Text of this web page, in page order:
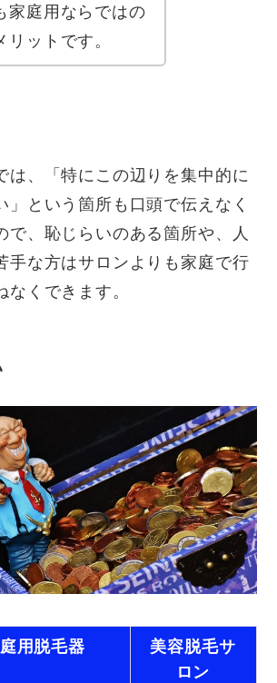
家庭用ならではの
リットです。
、「特にこの辺りを集中的に
」という箇所も口頭で伝えなく
で、恥じらいのある箇所や、人
手な方はサロンよりも家庭で行
なくできます。
用脱毛器
美容脱毛サ
ロン